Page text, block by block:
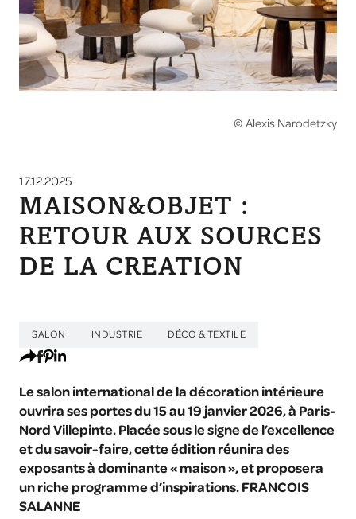
© Alexis Narodetzky
17.12.2025
MAISON&OBJET :
RETOUR AUX SOURCES
DE LA CREATION
SALON INDUSTRIE DÉCO & TEXTILE
Le salon international de la décoration intérieure
ouvrira ses portes du 15 au 19 janvier 2026, à Paris-
Nord Villepinte. Placée sous le signe de l’excellence
et du savoir-faire, cette édition réunira des
exposants à dominante « maison », et proposera
un riche programme d’inspirations. FRANCOIS
SALANNE